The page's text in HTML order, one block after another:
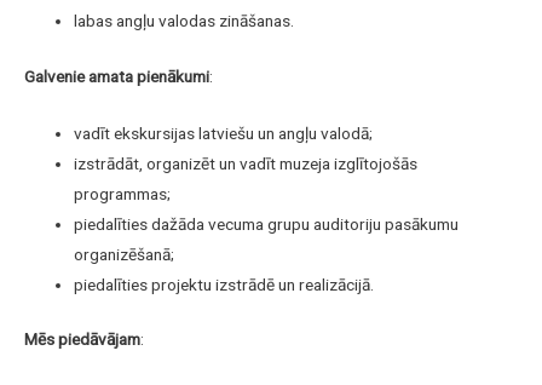
labas angļu valodas zināšanas.
Galvenie amata pienākumi:
vadīt ekskursijas latviešu un angļu valodā;
izstrādāt, organizēt un vadīt muzeja izglītojošās
programmas;
piedalīties dažāda vecuma grupu auditoriju pasākumu
organizēšanā;
piedalīties projektu izstrādē un realizācijā.
Mēs piedāvājam: